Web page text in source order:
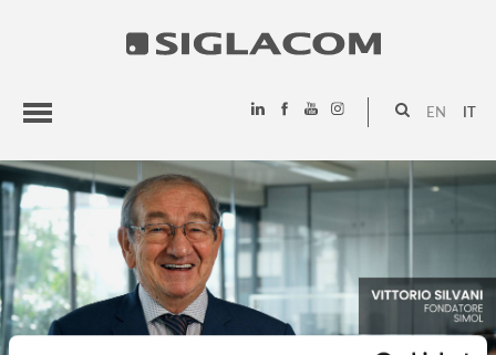
EN
HIGHLIGHTS
PROGETTI
SIGLACOM